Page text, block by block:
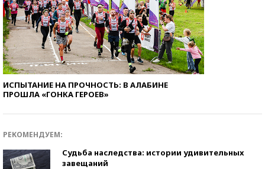
ИСПЫТАНИЕ НА ПРОЧНОСТЬ: В АЛАБИНЕ
ПРОШЛА «ГОНКА ГЕРОЕВ»
РЕКОМЕНДУЕМ:
Судьба наследства: истории удивительных
завещаний